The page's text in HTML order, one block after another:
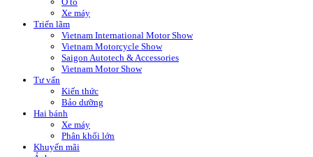
Xe máy
Triển lãm
Vietnam International Motor Show
Vietnam Motorcycle Show
Saigon Autotech & Accessories
Vietnam Motor Show
Tư vấn
Kiến thức
Bảo dưỡng
Hai bánh
Xe máy
Phân khối lớn
Khuyến mãi